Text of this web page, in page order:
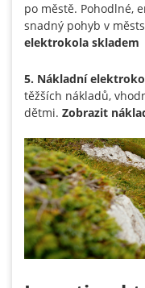
po městě. Pohodlné,
snadný pohyb v
elektrokola skladem
5. Nákladní
těžších nákladů,
dětmi. Zobrazit